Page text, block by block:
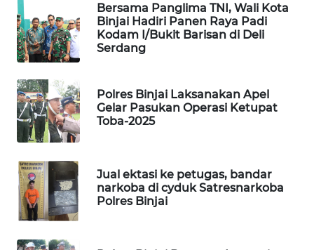
Bersama Panglima TNI, Wali Kota
Binjai Hadiri Panen Raya Padi
Kodam I/Bukit Barisan di Deli
Serdang
Polres Binjai Laksanakan Apel
Gelar Pasukan Operasi Ketupat
Toba-2025
Jual ektasi ke petugas, bandar
narkoba di cyduk Satresnarkoba
Polres Binjai
METRO
JAKARTA
NEWS
KRT
NEWS
NEWS
JURNAL
MARITIM